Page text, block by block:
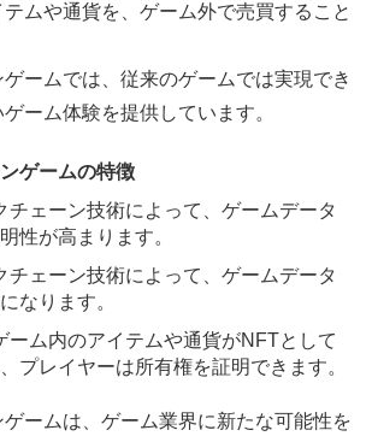
ムや通貨を、ゲーム外で売買すること
ームでは、従来のゲームでは実現でき
ーム体験を提供しています。
ゲームの特徴
チェーン技術によって、ゲームデータ
性が高まります。
チェーン技術によって、ゲームデータ
なります。
ーム内のアイテムや通貨がNFTとして
プレイヤーは所有権を証明できます。
ームは、ゲーム業界に新たな可能性を